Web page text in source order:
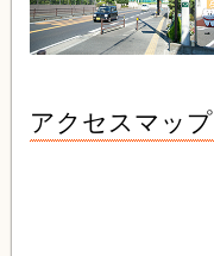
アクセスマップ